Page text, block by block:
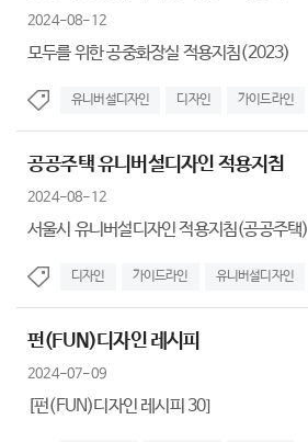
2024-08-12
모두를 위한 공중화장실 적용지침(2023)
유니버설디자인 디자인 가이드라인
공공주택 유니버설디자인 적용지침
2024-08-12
서울시 유니버설디자인 적용지침(공공주택)
디자인 가이드라인 유니버설디자인
펀(FUN)디자인 레시피
2024-07-09
[펀(FUN)디자인 레시피 30]